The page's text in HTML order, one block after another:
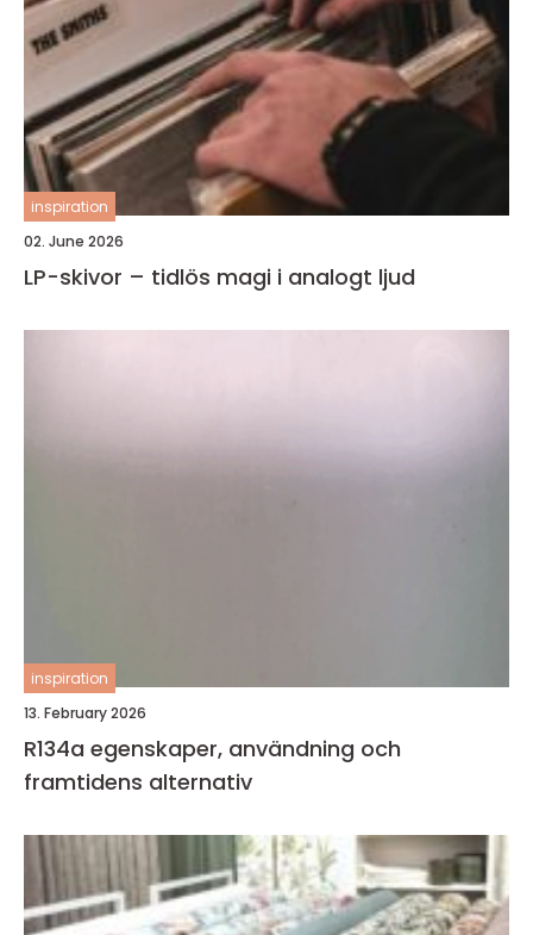
inspiration
02. June 2026
LP-skivor – tidlös magi i analogt ljud
inspiration
13. February 2026
R134a egenskaper, användning och
framtidens alternativ